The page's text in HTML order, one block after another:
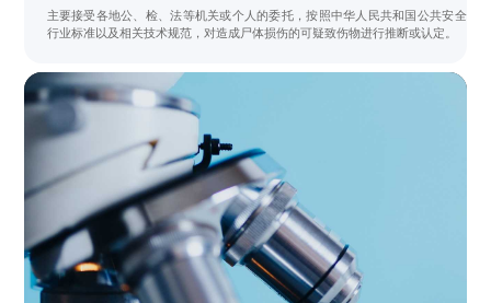
主要接受各地公、检、法等机关或个人的委托，按照中华人民共和国公共安全
行业标准以及相关技术规范，对造成尸体损伤的可疑致伤物进行推断或认定。